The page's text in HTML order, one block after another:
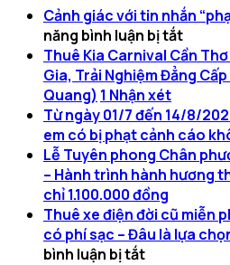
Cảnh giác với tin nhắn
năng bình luận bị tắtở
Cảnh
giác
tin
nhắn
“phạt
nguội”
mạo
Thuê Kia Carnival Cần
Gia, Trải Nghiệm Đẳng
Quang) 1 Nhận xét
Từ ngày 01/7 đến 14/8/
em có bị phạt cảnh cáo
Lễ Tuyên phong Chân
– Hành trình hành hương
chỉ 1.100.000 đồng
Thuê xe điện đời cũ miễn
có phí sạc – Đâu là lựa
bình luận bị tắtở